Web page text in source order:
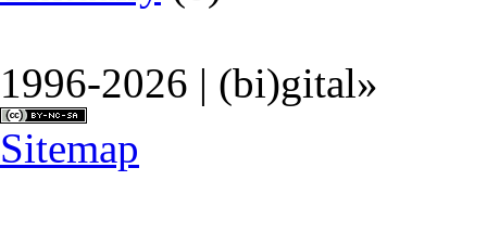
1996-2026 | (bi)gital»
Sitemap